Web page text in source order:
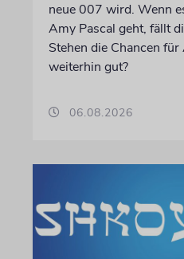
neue 007 wird. Wenn
Amy Pascal geht, fällt
Stehen die Chancen
weiterhin gut?
06.08.2026